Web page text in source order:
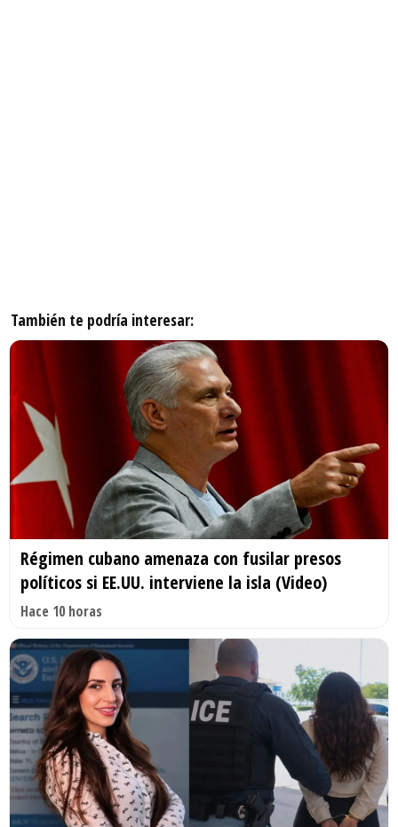
También te podría interesar:
Régimen cubano amenaza con fusilar presos
políticos si EE.UU. interviene la isla (Video)
Hace 10 horas